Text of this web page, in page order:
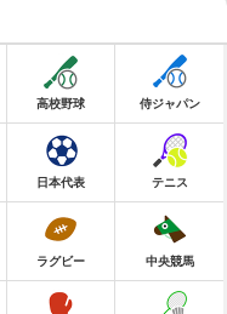
高校野球 侍ジャパン
日本代表 テニス
ラグビー 中央競馬